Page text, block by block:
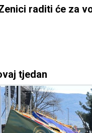
raditi će za
tjedan